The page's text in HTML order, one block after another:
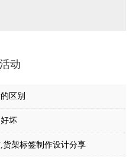
，结合本企业实际情况，及时开
。广泛应用于物流、机电、航
企业宗旨，我们将一如既往的以
面向广大用户。铭森愿与您携手
动
区别
坏
架标签制作设计分享